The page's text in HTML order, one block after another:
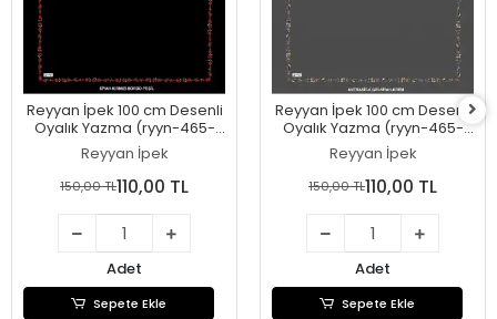
Reyyan İpek 100 cm Desenli
Oyalık Yazma (ryyn-465-
27)
Reyyan İpek
150,00 TL110,00 TL
Adet
Sepete Ekle
Reyyan İpek 100 cm Desenli
Oyalık Yazma (ryyn-465-
26)
Reyyan İpek
150,00 TL110,00 TL
Adet
Sepete Ekle